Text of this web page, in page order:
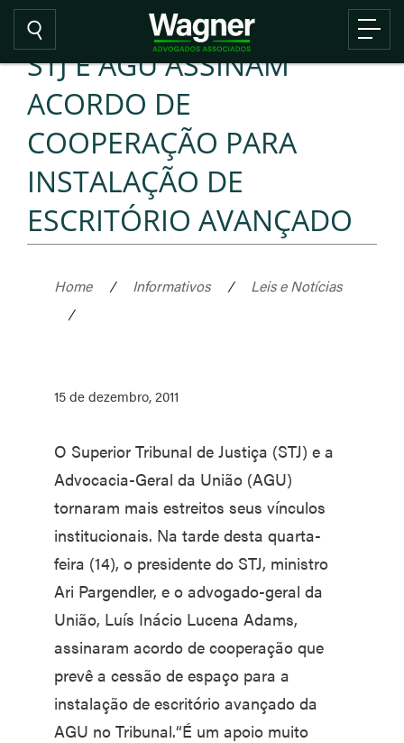
STJ E AGU ASSINAM
ACORDO DE
COOPERAÇÃO PARA
INSTALAÇÃO DE
ESCRITÓRIO AVANÇADO
Home / Informativos /
Leis e Notícias
/
15 de dezembro, 2011
O Superior Tribunal de Justiça (STJ) e a
Advocacia-Geral da União (AGU)
tornaram mais estreitos seus vínculos
institucionais. Na tarde desta quarta-
feira (14), o presidente do STJ, ministro
Ari Pargendler, e o advogado-geral da
União, Luís Inácio Lucena Adams,
assinaram acordo de cooperação que
prevê a cessão de espaço para a
instalação de escritório avançado da
AGU no Tribunal.“É um apoio muito